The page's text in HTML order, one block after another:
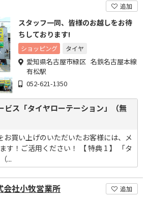
追加
スタッフ一同、皆様のお越しをお待
ちしております!
ショッピング タイヤ
愛知県名古屋市緑区 名鉄名古屋本線
有松駅
052-621-1350
ビス「タイヤローテーション」（無
お買い上げのいただいたお客様には、メ
す！ご活用ください！ 【 特典 1 】 「タ
...
会社小牧営業所 追加